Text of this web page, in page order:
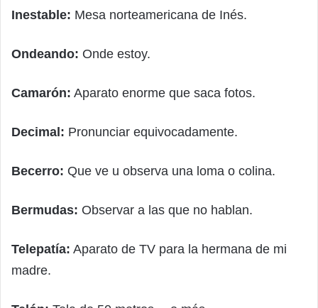
Inestable: Mesa norteamericana de Inés.
Ondeando: Onde estoy.
Camarón: Aparato enorme que saca fotos.
Decimal: Pronunciar equivocadamente.
Becerro: Que ve u observa una loma o colina.
Bermudas: Observar a las que no hablan.
Telepatía: Aparato de TV para la hermana de mi
madre.